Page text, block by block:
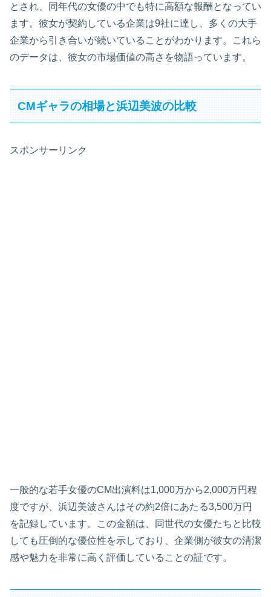
とされ、同年代の女優の中でも特に高額な報酬となってい
ます。彼女が契約している企業は9社に達し、多くの大手
企業から引き合いが続いていることがわかります。これら
のデータは、彼女の市場価値の高さを物語っています。
CMギャラの相場と浜辺美波の比較
スポンサーリンク
一般的な若手女優のCM出演料は1,000万から2,000万円程
度ですが、浜辺美波さんはその約2倍にあたる3,500万円
を記録しています。この金額は、同世代の女優たちと比較
しても圧倒的な優位性を示しており、企業側が彼女の清潔
感や魅力を非常に高く評価していることの証です。